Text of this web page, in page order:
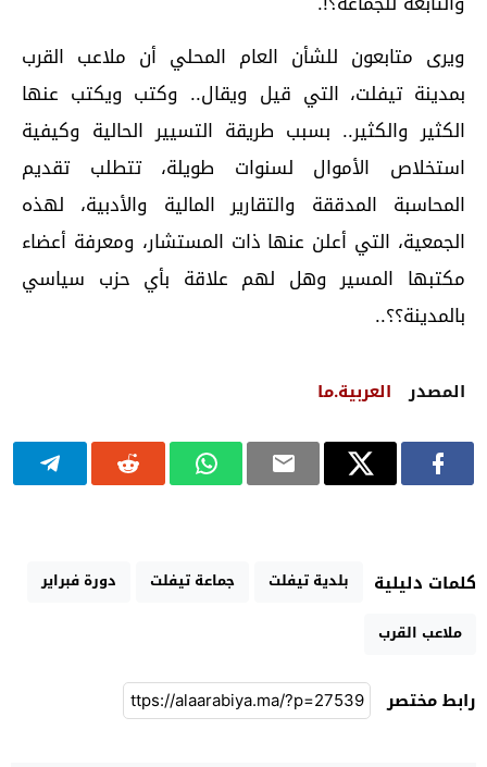
ويرى متابعون للشأن العام المحلي أن ملاعب القرب
بمدينة تيفلت، التي قيل ويقال.. وكتب ويكتب عنها
الكثير والكثير.. بسبب طريقة التسيير الحالية وكيفية
استخلاص الأموال لسنوات طويلة، تتطلب تقديم
المحاسبة المدققة والتقارير المالية والأدبية، لهذه
الجمعية، التي أعلن عنها ذات المستشار، ومعرفة أعضاء
مكتبها المسير وهل لهم علاقة بأي حزب سياسي
بالمدينة؟؟..
المصدر العربية.ما
كلمات دليلية بلدية تيفلت جماعة تيفلت
دورة فبراير
ملاعب القرب
رابط مختصر